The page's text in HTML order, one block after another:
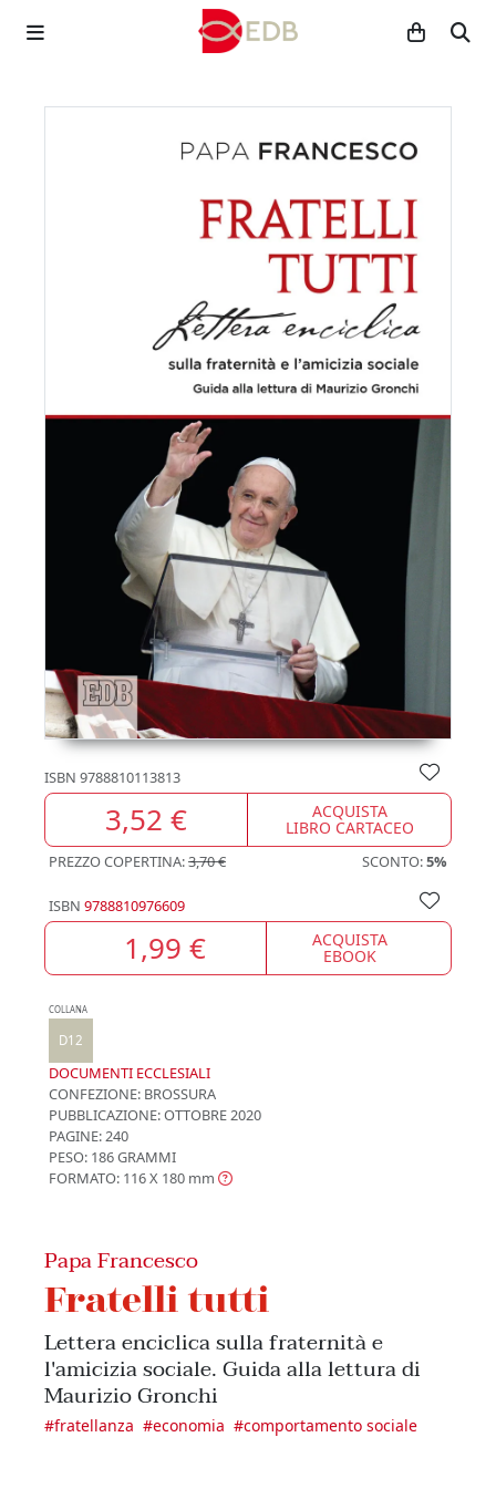
ISBN 9788810113813
3,52 € ACQUISTA
LIBRO CARTACEO
PREZZO COPERTINA:3,70 € SCONTO:5%
ISBN 9788810976609
1,99 € ACQUISTA
EBOOK
COLLANA
D12
DOCUMENTI ECCLESIALI
CONFEZIONE: BROSSURA
PUBBLICAZIONE:OTTOBRE 2020
PAGINE: 240
PESO: 186 GRAMMI
FORMATO: 116 X 180 mm
Papa Francesco
Fratelli tutti
Lettera enciclica sulla fraternità e
l'amicizia sociale. Guida alla lettura di
Maurizio Gronchi
#fratellanza #economia #comportamento sociale